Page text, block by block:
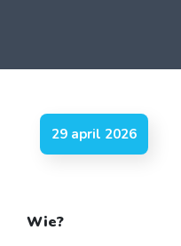
29 april 2026
Wie?